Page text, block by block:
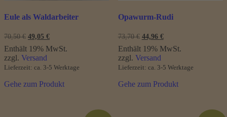
Eule als Waldarbeiter
70,50€ Ursprünglicher
Preis
war:
70,50 €
49,05 €Aktueller
Preis
ist:
Enthält 19% MwSt.
zzgl. Versand
Lieferzeit: ca. 3-5 Werktage
Gehe zum Produkt
Opawurm-Rudi
73,70€ Ursprünglicher
Preis
war:
73,70 €
44,96 €Aktueller
Preis
ist:
Enthält 19% MwSt.
zzgl. Versand
Lieferzeit: ca. 3-5 Werktage
Gehe zum Produkt